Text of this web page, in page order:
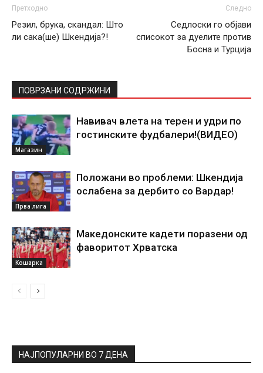
Претходно
Резил, брука, скандал: Што
ли сака(ше) Шкендија?!
Следно
Седлоски го објави
списокот за дуелите против
Босна и Турција
ПОВРЗАНИ СОДРЖИНИ
Магазин
Навивач влета на терен и удри по
гостинските фудбалери!(ВИДЕО)
Прва лига
Положани во проблеми: Шкендија
ослабена за дербито со Вардар!
Кошарка
Македонските кадети поразени од
фаворитот Хрватска
НАЈПОПУЛАРНИ ВО 7 ДЕНА